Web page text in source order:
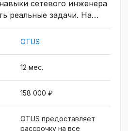
сетевого инженера
реальные задачи. На
менторское
ежемесячных
OTUS
12 мес.
158 000 ₽
OTUS предоставляет
рассрочку на все